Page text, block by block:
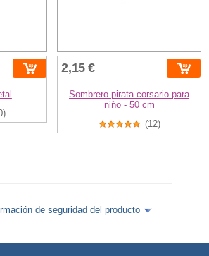
2,15 €
Sombrero pirata corsario para
niño - 50 cm
(12)
de seguridad del producto